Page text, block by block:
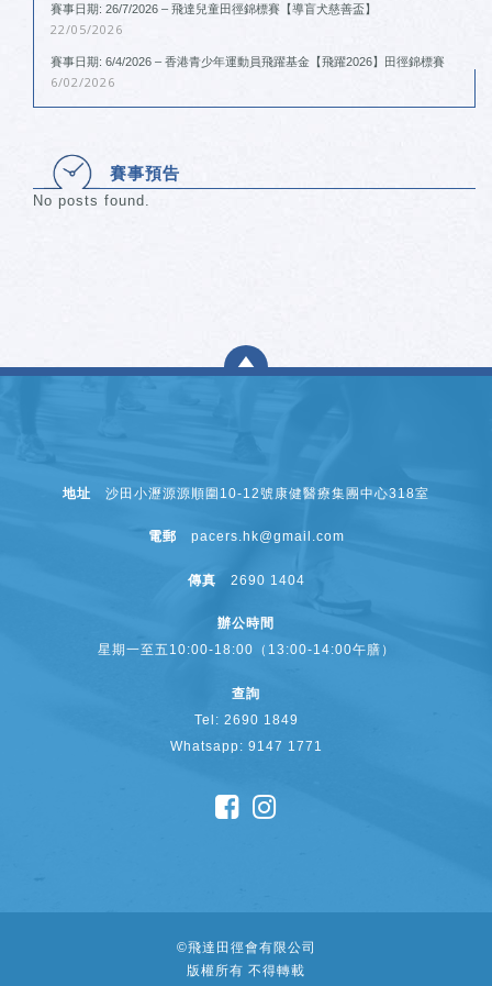
賽事日期: 26/7/2026 – 飛達兒童田徑錦標賽【導盲犬慈善盃】
22/05/2026
賽事日期: 6/4/2026 – 香港青少年運動員飛躍基金【飛躍2026】田徑錦標賽
6/02/2026
賽事預告
No posts found.
地址 沙田小瀝源源順圍10-12號康健醫療集團中心318室
電郵 pacers.hk@gmail.com
傳真 2690 1404
辦公時間
星期一至五10:00-18:00（13:00-14:00午膳）
查詢
Tel: 2690 1849
Whatsapp: 9147 1771
©飛達田徑會有限公司
版權所有 不得轉載